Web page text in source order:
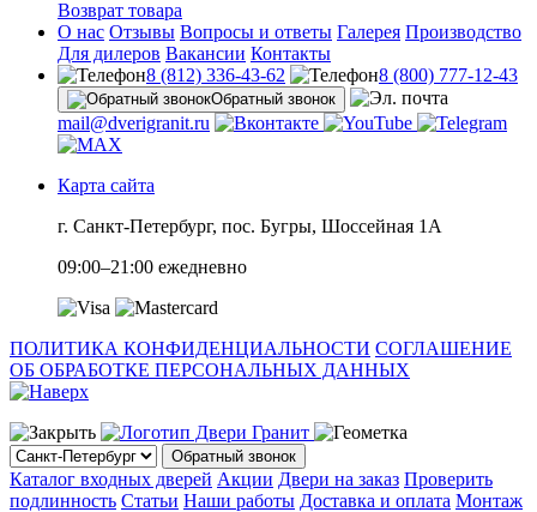
Возврат товара
О нас Отзывы Вопросы и ответы Галерея Производство
Для дилеров Вакансии Контакты
8 (812) 336-43-62
8 (800) 777-12-43
Обратный звонок
mail@dverigranit.ru
Карта сайта
г. Санкт-Петербург, пос. Бугры, Шоссейная 1А
09:00–21:00 ежедневно
ПОЛИТИКА КОНФИДЕНЦИАЛЬНОСТИ СОГЛАШЕНИЕ
ОБ ОБРАБОТКЕ ПЕРСОНАЛЬНЫХ ДАННЫХ
Обратный звонок
Каталог входных дверей Акции Двери на заказ Проверить
подлинность Статьи Наши работы Доставка и оплата Монтаж